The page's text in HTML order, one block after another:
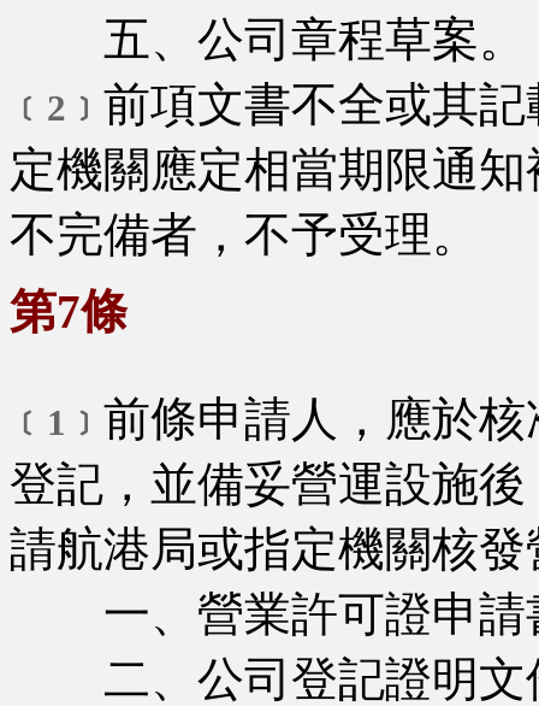
五、公司章程草案。
﹝2﹞ 前項文書不全或其
定機關應定相當期限通
不完備者，不予受理。
第7條
﹝1﹞ 前條申請人，應於
登記，並備妥營運設施
請航港局或指定機關核
一、營業許可證申請
二、公司登記證明文